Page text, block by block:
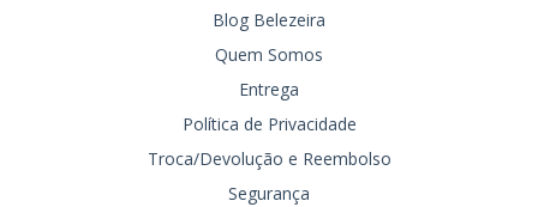
Blog Belezeira
Quem Somos
Entrega
Política de Privacidade
Troca/Devolução e Reembolso
Segurança